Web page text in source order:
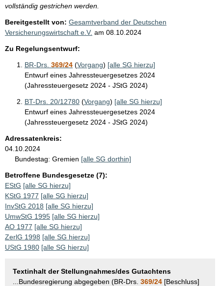
vollständig gestrichen werden.
Bereitgestellt von: Gesamtverband der Deutschen
Versicherungswirtschaft e.V. am 08.10.2024
Zu Regelungsentwurf:
BR-Drs. 369/24 (Vorgang) [alle SG hierzu]
Entwurf eines Jahressteuergesetzes 2024
(Jahressteuergesetz 2024 - JStG 2024)
BT-Drs. 20/12780 (Vorgang) [alle SG hierzu]
Entwurf eines Jahressteuergesetzes 2024
(Jahressteuergesetz 2024 - JStG 2024)
Adressatenkreis:
04.10.2024
Bundestag: Gremien [alle SG dorthin]
Betroffene Bundesgesetze (7):
EStG [alle SG hierzu]
KStG 1977 [alle SG hierzu]
InvStG 2018 [alle SG hierzu]
UmwStG 1995 [alle SG hierzu]
AO 1977 [alle SG hierzu]
ZerlG 1998 [alle SG hierzu]
UStG 1980 [alle SG hierzu]
Textinhalt der Stellungnahmes/des Gutachtens
...Bundesregierung abgegeben (BR-Drs. 369/24 [Beschluss]